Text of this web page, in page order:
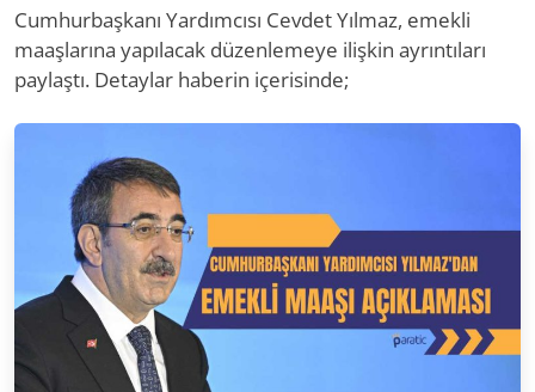
Cumhurbaşkanı Yardımcısı Cevdet Yılmaz, emekli
maaşlarına yapılacak düzenlemeye ilişkin ayrıntıları
paylaştı. Detaylar haberin içerisinde;